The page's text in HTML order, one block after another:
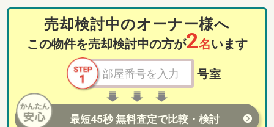
売却検討中のオーナー様へ
この物件を売却検討中の方が2名います
号室
最短45秒 無料査定で比較・検討